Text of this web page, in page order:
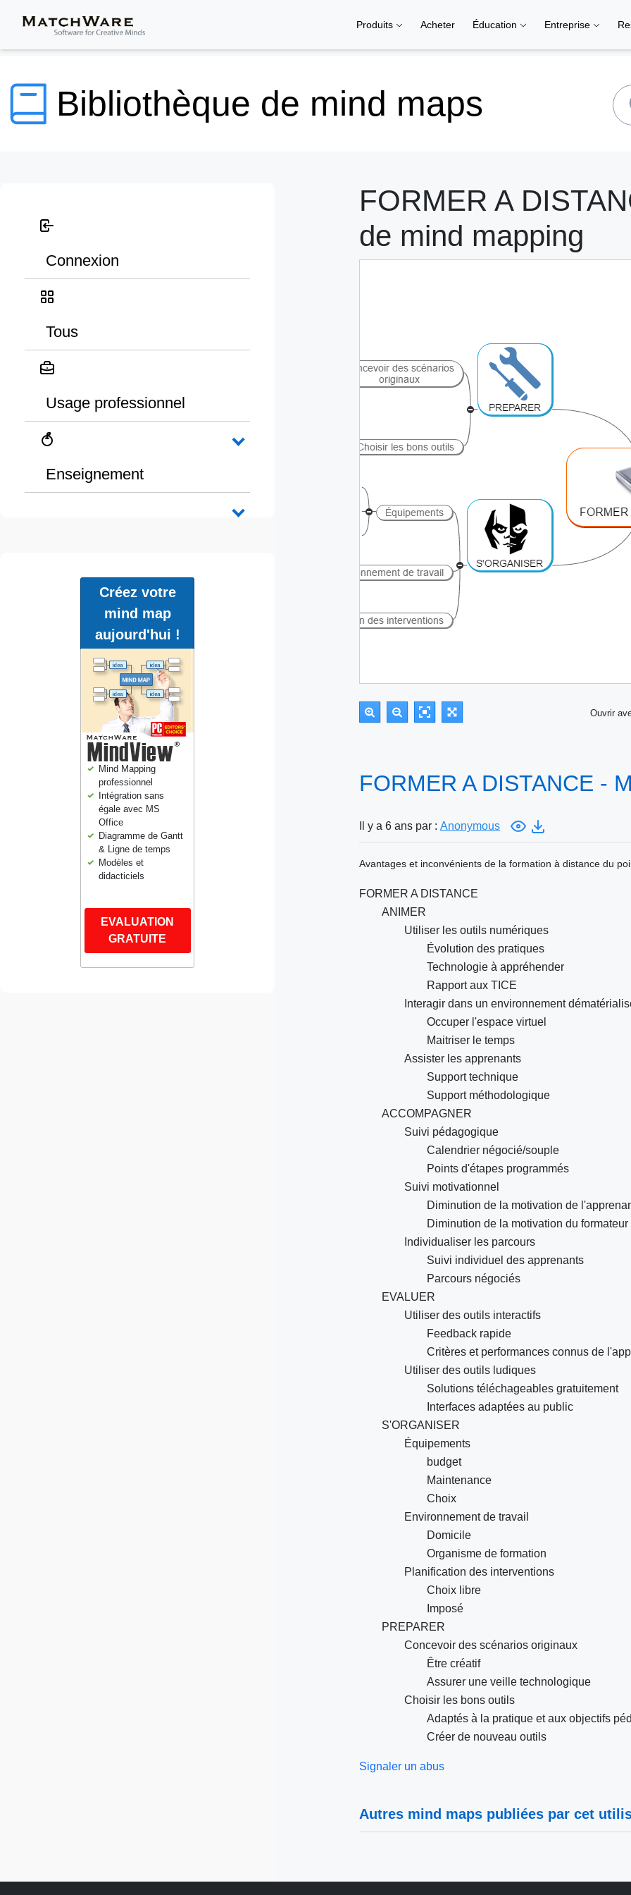
Produits Acheter Éducation Entreprise
Bibliothèque de mind maps
Connexion
Tous
Usage professionnel
Enseignement
Créez votre
mind map
aujourd'hui !
Mind Mapping
professionnel
Intégration sans
égale avec MS
Office
Diagramme de Gantt
& Ligne de temps
Modèles et
didacticiels
EVALUATION
GRATUITE
FORMER A
de mind mapping
Ouvrir
FORMER A DISTANCE -
Il y a 6 ans par : Anonymous
Avantages et inconvénients de la formation à distance du
FORMER A DISTANCE
ANIMER
Utiliser les outils numériques
Évolution des pratiques
Technologie à appréhender
Rapport aux TICE
Interagir dans un environnement
Occuper l'espace virtuel
Maitriser le temps
Assister les apprenants
Support technique
Support méthodologique
ACCOMPAGNER
Suivi pédagogique
Calendrier négocié/souple
Points d'étapes programmés
Suivi motivationnel
Diminution de la motivation de
Diminution de la motivation du formateur
Individualiser les parcours
Suivi individuel des apprenants
Parcours négociés
EVALUER
Utiliser des outils interactifs
Feedback rapide
Critères et performances connus de
Utiliser des outils ludiques
Solutions téléchageables gratuitement
Interfaces adaptées au public
S'ORGANISER
Équipements
budget
Maintenance
Choix
Environnement de travail
Domicile
Organisme de formation
Planification des interventions
Choix libre
Imposé
PREPARER
Concevoir des scénarios originaux
Être créatif
Assurer une veille technologique
Choisir les bons outils
Adaptés à la pratique et aux objectifs
Créer de nouveau outils
Signaler un abus
Autres mind maps publiées par cet